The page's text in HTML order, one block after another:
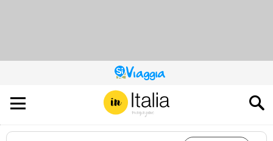
QUESTO
SITO
CONTRIBUISCE
ALL’AUDIENCE
DI